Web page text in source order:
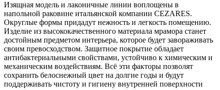
Изящная модель и лаконичные линии воплощены в
напольной раковине итальянской компании CEZARES.
Округлые формы придадут нежность и легкость помещению.
Изделие из высококачественного материала мрамора станет
достойным предметом интерьера, которое будет завораживать
своим превосходством. Защитное покрытие обладает
антибактериальными свойствами, устойчиво к химическим и
механическим воздействиям. Всё эти факторы позволят
сохранить белоснежный цвет на долгие годы и будут
поддерживать чистоту и гигиену внутренней поверхности